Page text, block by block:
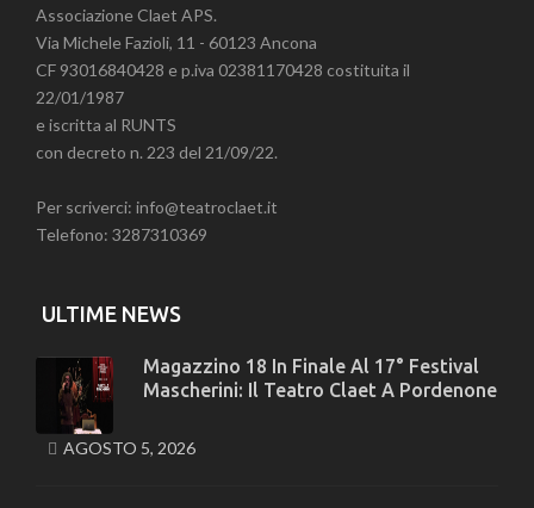
Associazione Claet APS.
Via Michele Fazioli, 11 - 60123 Ancona
CF 93016840428 e p.iva 02381170428 costituita il
22/01/1987
e iscritta al RUNTS
con decreto n. 223 del 21/09/22.
Per scriverci: info@teatroclaet.it
Telefono: 3287310369
ULTIME NEWS
Magazzino 18 In Finale Al 17° Festival
Mascherini: Il Teatro Claet A Pordenone
AGOSTO 5, 2026